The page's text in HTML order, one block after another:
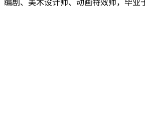
剧、美术设计师、动画特效师，毕